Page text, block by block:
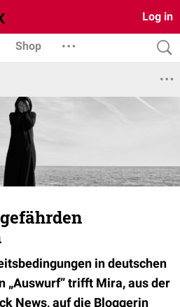
Log in
Shop
in deutschen
„Auswurf” trifft Mira, aus der
News, auf die Bloggerin